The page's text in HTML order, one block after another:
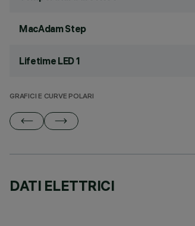
MacAdam Step
Lifetime LED 1
GRAFICI E CURVE POLARI
DATI ELETTRICI